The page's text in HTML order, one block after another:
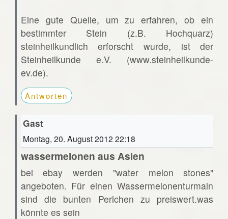
Eine gute Quelle, um zu erfahren, ob ein
bestimmter Stein (z.B. Hochquarz)
steinheilkundlich erforscht wurde, ist der
Steinheilkunde e.V. (www.steinheilkunde-
ev.de).
Antworten
Gast
Montag, 20. August 2012 22:18
wassermelonen aus Asien
bei ebay werden "water melon stones"
angeboten. Für einen Wassermelonenturmaln
sind die bunten Perlchen zu preiswert.was
könnte es sein